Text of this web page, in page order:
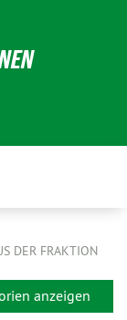
DER FRAKTION
anzeigen